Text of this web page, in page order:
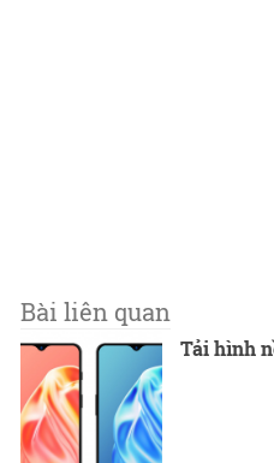
Bài liên quan
Tải hình